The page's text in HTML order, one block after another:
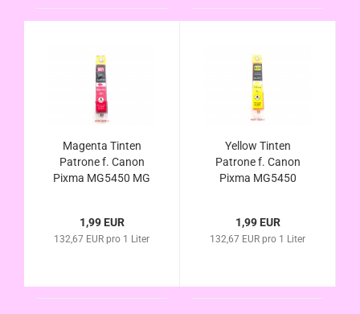
Magenta Tinten
Patrone f. Canon
Pixma MG5450 MG
kompatibel zu CLI-
551XL mit Chip u.
1,99 EUR
132,67 EUR pro 1 Liter
Yellow Tinten
Patrone f. Canon
Pixma MG5450
kompatibel zu CLI-
551XL mit Chip u.
1,99 EUR
132,67 EUR pro 1 Liter